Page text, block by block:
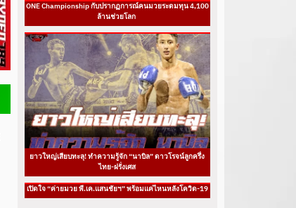
ONE Championship กับปรากฏการณ์คนมวยระดมทุน 4,100
ล้านช่วยโลก
ยาวใหญ่เสียบทะลุ! ทำความรู้จัก “นาบิล” ดาวโรจน์ลูกครึ่ง
ไทย-ฝรั่งเศส
เปิดใจ “ค่ายมวย พี.เค.แสนชัยฯ” พร้อมแค่ไหนหลังโควิด-19